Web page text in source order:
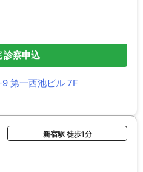
診察申込
第一西池ビル 7F
新宿駅 徒歩1分